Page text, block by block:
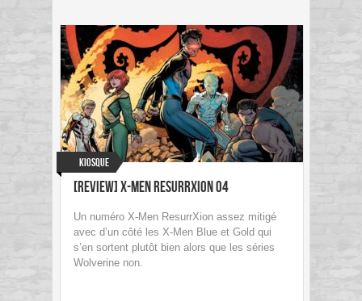
Kiosque
[Review] X-Men ResurrXion 04
Un numéro X-Men ResurrXion assez mitigé
avec d’un côté les X-Men Blue et Gold qui
s’en sortent plutôt bien alors que les séries
Wolverine non.